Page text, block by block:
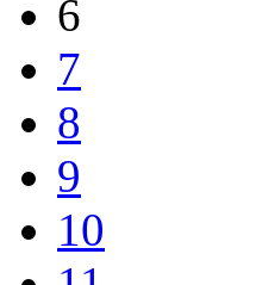
6
7
8
9
10